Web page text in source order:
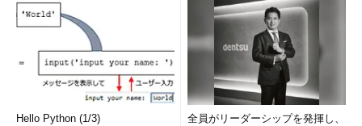
Hello Python (1/3)
全員がリーダーシップを発揮し、